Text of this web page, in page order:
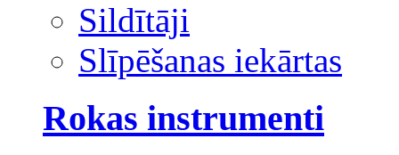
Sildītāji
Slīpēšanas iekārtas
Rokas instrumenti